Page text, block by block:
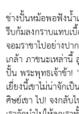
ช่างปั้นหม้อพอฟังน้ำ
รีบก้มลงกราบแทบ
จอมราชาไปอย่างป
เกล้า ภาชนะเหล่า
ปั้น พระพุทธเจ้าข้า!
เยี่ยงนี้เขาไม่น่าจัก
ศิษย์เขา ไป! จงกลับ